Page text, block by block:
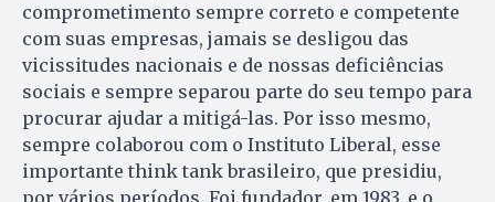
comprometimento sempre correto e competente
com suas empresas, jamais se desligou das
vicissitudes nacionais e de nossas deficiências
sociais e sempre separou parte do seu tempo para
procurar ajudar a mitigá-las. Por isso mesmo,
sempre colaborou com o Instituto Liberal, esse
importante think tank brasileiro, que presidiu,